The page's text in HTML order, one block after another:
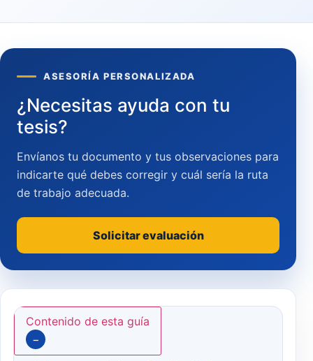
Contenido de esta guía
−
ASESORÍA PERSONALIZADA
¿Necesitas ayuda con tu
tesis?
Envíanos tu documento y tus observaciones para
indicarte qué debes corregir y cuál sería la ruta
de trabajo adecuada.
Solicitar evaluación